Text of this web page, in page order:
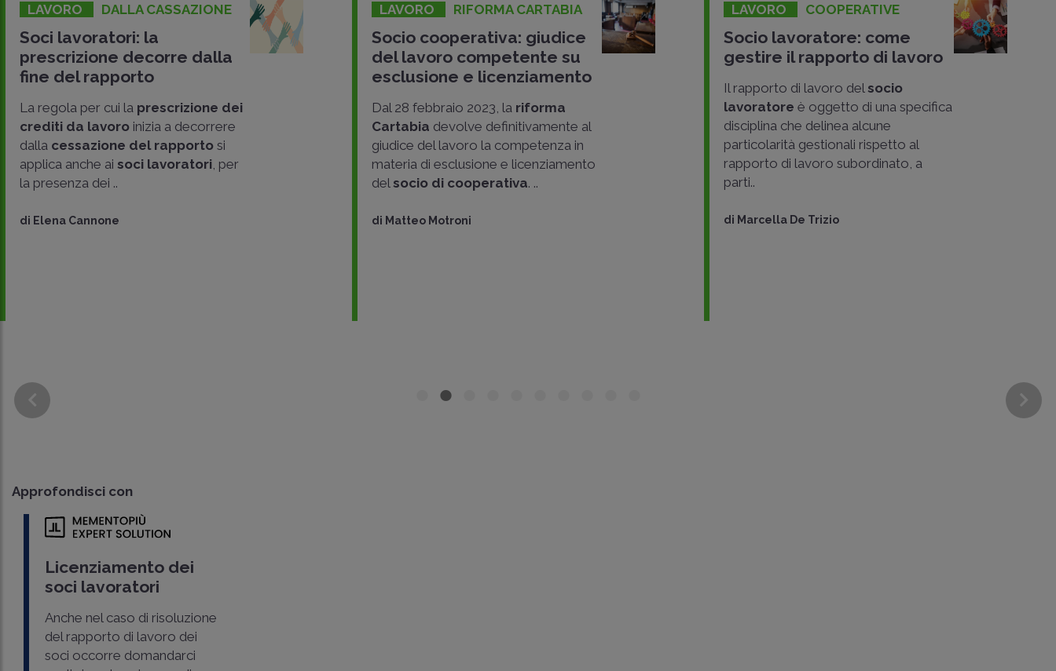
LAVORO DALLA CASSAZIONE
Soci lavoratori: la
prescrizione decorre dalla
fine del rapporto
La regola per cui la prescrizione dei
crediti da lavoro inizia a decorrere
dalla cessazione del rapporto si
applica anche ai soci lavoratori , per
la presenza dei ..
di Elena Cannone
LAVORO RIFORMA CARTABIA
Socio cooperativa: giudice
del lavoro competente su
esclusione e licenziamento
Dal 28 febbraio 2023, la riforma
Cartabia devolve definitivamente al
giudice del lavoro la competenza in
materia di esclusione e licenziamento
del socio di cooperativa. ..
di Matteo Motroni
LAVORO COOPERATIVE
Socio lavoratore: come
gestire il rapporto di lavoro
Il rapporto di lavoro del socio
lavoratore è oggetto di una specifica
disciplina che delinea alcune
particolarità gestionali rispetto al
rapporto di lavoro subordinato, a
parti..
di Marcella De Trizio
Approfondisci con
Licenziamento dei
soci lavoratori
Anche nel caso di risoluzione
del rapporto di lavoro dei
soci occorre domandarci